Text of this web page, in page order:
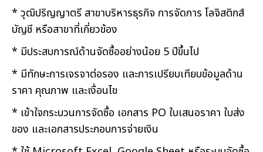
* วุฒิปริญญาตรี สาขาบริหารธุรกิจ การจัดการ โลจิสติกส์
บัญชี หรือสาขาที่เกี่ยวข้อง
* มีประสบการณ์ด้านจัดซื้ออย่างน้อย 5 ปีขึ้นไป
* มีทักษะการเจรจาต่อรอง และการเปรียบเทียบข้อมูลด้าน
ราคา คุณภาพ และเงื่อนไข
* เข้าใจกระบวนการจัดซื้อ เอกสาร PO ใบเสนอราคา ใบส่ง
ของ และเอกสารประกอบการจ่ายเงิน